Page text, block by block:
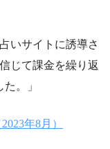
いサイトに誘導さ
じて課金を繰り返
。」
年8月）